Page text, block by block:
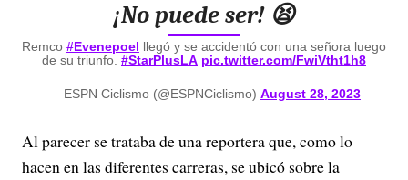
¡No puede ser! 😫
Remco #Evenepoel llegó y se accidentó con una señora luego
de su triunfo. #StarPlusLA pic.twitter.com/FwiVtht1h8
— ESPN Ciclismo (@ESPNCiclismo) August 28, 2023
Al parecer se trataba de una reportera que, como lo
hacen en las diferentes carreras, se ubicó sobre la